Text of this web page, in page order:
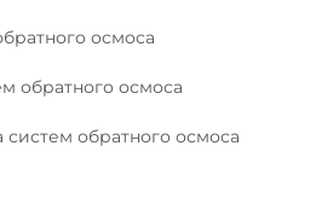
осмоса
обратного осмоса
обратного осмоса